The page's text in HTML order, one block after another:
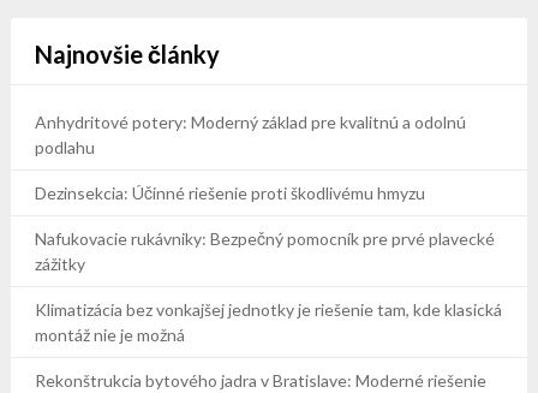
Najnovšie články
Anhydritové potery: Moderný základ pre kvalitnú a odolnú
podlahu
Dezinsekcia: Účinné riešenie proti škodlivému hmyzu
Nafukovacie rukávniky: Bezpečný pomocník pre prvé plavecké
zážitky
Klimatizácia bez vonkajšej jednotky je riešenie tam, kde klasická
montáž nie je možná
Rekonštrukcia bytového jadra v Bratislave: Moderné riešenie